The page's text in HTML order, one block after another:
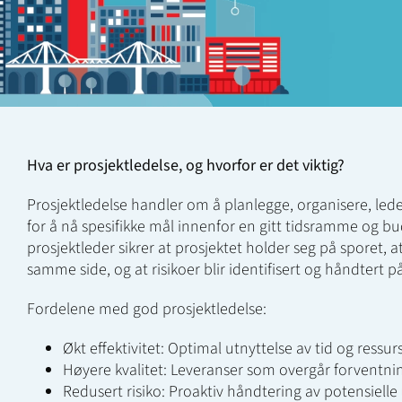
Hva er prosjektledelse, og hvorfor er det viktig?
Prosjektledelse handler om å planlegge, organisere,
for å nå spesifikke mål innenfor en gitt tidsramme og
prosjektleder sikrer at prosjektet holder seg på sporet,
samme side, og at risikoer blir identifisert og håndtert
Fordelene med god prosjektledelse:
Økt effektivitet: Optimal utnyttelse av tid og
Høyere kvalitet: Leveranser som overgår
Redusert risiko: Proaktiv håndtering av